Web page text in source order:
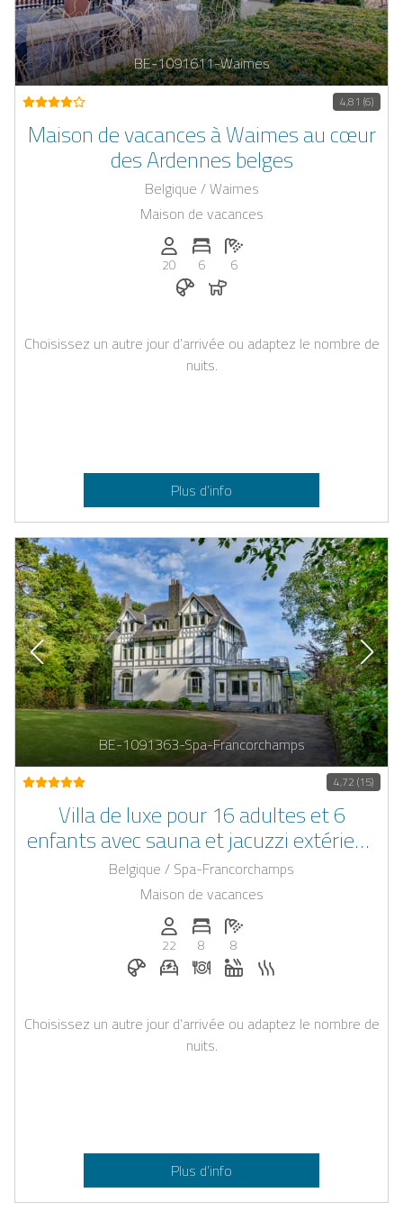
BE-1091611-Waimes
4,81 (6)
Maison de vacances à Waimes au cœur
des Ardennes belges
Belgique / Waimes
Maison de vacances
Personnes (max): 20
20
Nombre de chambres: 6
6
Nombre de salles de bain: 6
6
Petit-déjeuner réservable chez
Chiens autorisés
Choisissez un autre jour d’arrivée ou adaptez le nombre de
nuits.
Plus d’info
BE-1091363-Spa-Francorchamps
4,72 (15)
Villa de luxe pour 16 adultes et 6
enfants avec sauna et jacuzzi extérieur,
à seulement 3 km du centre de Spa
dans les Ardennes belges
Belgique / Spa-Francorchamps
Maison de vacances
Personnes (max): 22
22
Nombre de chambres: 8
8
Nombre de salles de bain: 8
8
Petit-déjeuner sur demande
Station de recharge pour voiture
Dîner sur demande
Jacuzzi
Choisissez un autre jour d’arrivée ou adaptez le nombre de
nuits.
Plus d’info